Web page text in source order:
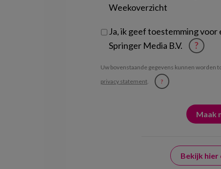
Weekoverzicht
Ja, ik geef toestemming
Springer Media B.V.
?
Uw bovenstaande gegevens kunnen worden
privacy statement. ?
Bekijk hier